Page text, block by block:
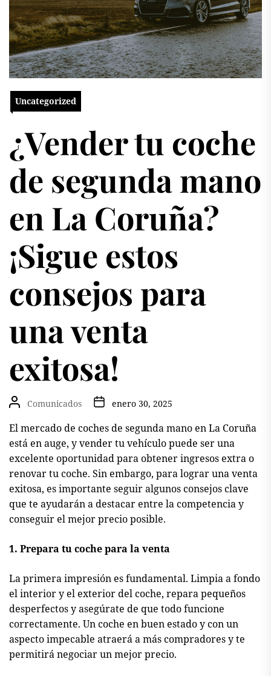
Uncategorized
¿Vender tu coche
de segunda mano
en La Coruña?
¡Sigue estos
consejos para
una venta
exitosa!
Comunicados enero 30, 2025
El mercado de coches de segunda mano en La Coruña
está en auge, y vender tu vehículo puede ser una
excelente oportunidad para obtener ingresos extra o
renovar tu coche. Sin embargo, para lograr una venta
exitosa, es importante seguir algunos consejos clave
que te ayudarán a destacar entre la competencia y
conseguir el mejor precio posible.
1. Prepara tu coche para la venta
La primera impresión es fundamental. Limpia a fondo
el interior y el exterior del coche, repara pequeños
desperfectos y asegúrate de que todo funcione
correctamente. Un coche en buen estado y con un
aspecto impecable atraerá a más compradores y te
permitirá negociar un mejor precio.